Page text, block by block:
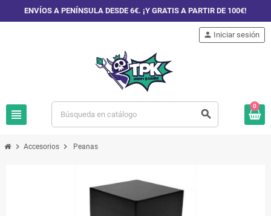
ENVÍOS A PENÍNSULA DESDE 6€. ¡Y GRATIS A PARTIR DE 100€!
view_headline search
person Iniciar sesión
0
chevron_right Accesorios chevron_right Peanas